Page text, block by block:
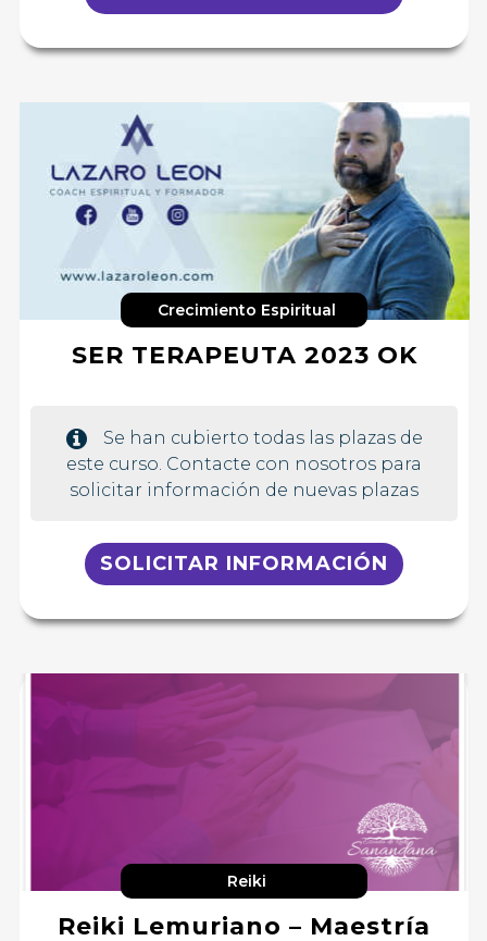
Crecimiento Espiritual
SER TERAPEUTA 2023 OK
Se han cubierto todas las plazas de
este curso. Contacte con nosotros para
solicitar información de nuevas plazas
SOLICITAR INFORMACIÓN
Reiki
Reiki Lemuriano – Maestría